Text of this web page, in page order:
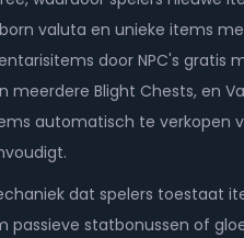
valuta en unieke items
door NPC's gratis
Blight Chests, en
automatisch te verkopen
dat spelers toestaat
statbonussen of